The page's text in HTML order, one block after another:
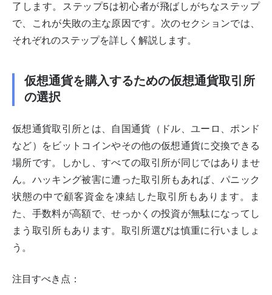
了します。ステップ5は初心者が飛ばしがちなステップ
で、これが失敗の主な原因です。次のセクションでは、
それぞれのステップを詳しく解説します。
仮想通貨を購入するための仮想通貨取引所
の選択
仮想通貨取引所とは、自国通貨（ドル、ユーロ、ポンド
など）をビットコインやその他の仮想通貨に交換できる
場所です。しかし、すべての取引所が同じではありませ
ん。ハッキング被害に遭った取引所もあれば、パニック
状態の中で顧客資金を凍結した取引所もあります。ま
た、手数料が高額で、せっかくの投資が無駄になってし
まう取引所もあります。取引所選びは慎重に行いましょ
う。
注目すべき点：